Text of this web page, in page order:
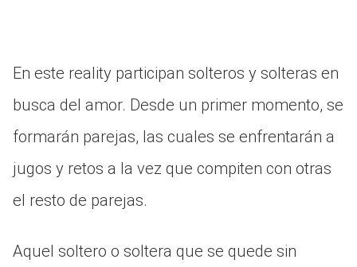
En este reality participan solteros y solteras en
busca del amor. Desde un primer momento, se
formarán parejas, las cuales se enfrentarán a
jugos y retos a la vez que compiten con otras
el resto de parejas.
Aquel soltero o soltera que se quede sin